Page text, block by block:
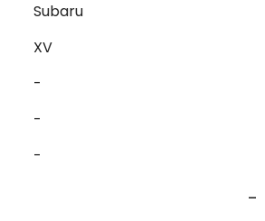
Subaru
XV
-
-
-